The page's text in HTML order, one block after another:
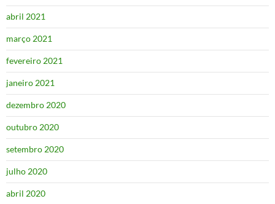
abril 2021
março 2021
fevereiro 2021
janeiro 2021
dezembro 2020
outubro 2020
setembro 2020
julho 2020
abril 2020